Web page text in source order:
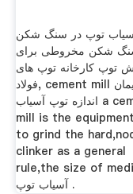
آسیاب توپ در سنگ شکن
شکن مخروطی برای
توپ کارخانه توپ های
فولاد, cement mill سیمان
اندازه توپ آسیاب a cement
mill is the
to grind the
clinker as a general
rule,the size of
آسیاب توپ .